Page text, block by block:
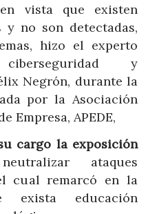
vista que existen
no son detectadas,
hizo el experto
y
Negrón, durante la
por la Asociación
Empresa, APEDE,
cargo la exposición
ataques
cual remarcó en la
exista educación